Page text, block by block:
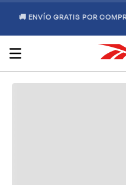
🚚 ENVÍO GRATIS POR